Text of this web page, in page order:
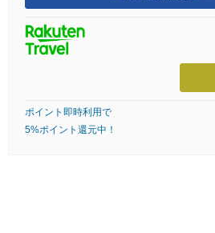
ポイント即時利用で
5%ポイント還元中！